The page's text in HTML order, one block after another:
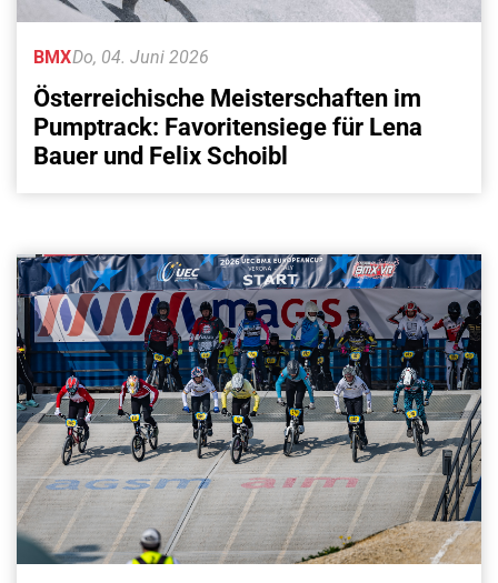
Do, 04. Juni 2026
BMX
Österreichische Meisterschaften im
Pumptrack: Favoritensiege für Lena
Bauer und Felix Schoibl